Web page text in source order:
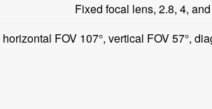
Fixed focal lens, 2.8, 4,
FOV 107°, vertical FOV 57°,